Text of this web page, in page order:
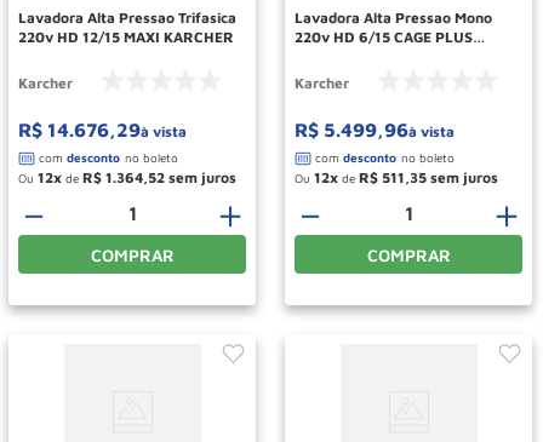
Lavadora Alta Pressao Trifasica
220v HD 12/15 MAXI KARCHER
Karcher
R$ 14.676,29à vista
Ou 12 de R$ 1.364 52
＋
－
COMPRAR
Lavadora Alta Pressao Mono
220v HD 6/15 CAGE PLUS
Karcher
R$ 5.499,96à vista
Ou 12 de R$ 511 35
＋
－
COMPRAR